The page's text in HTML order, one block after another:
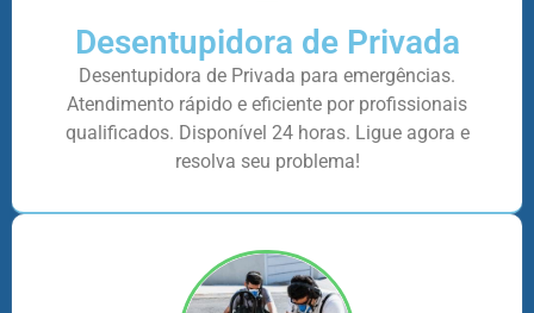
Desentupidora de Privada
Desentupidora de Privada para emergências.
Atendimento rápido e eficiente por profissionais
qualificados. Disponível 24 horas. Ligue agora e
resolva seu problema!